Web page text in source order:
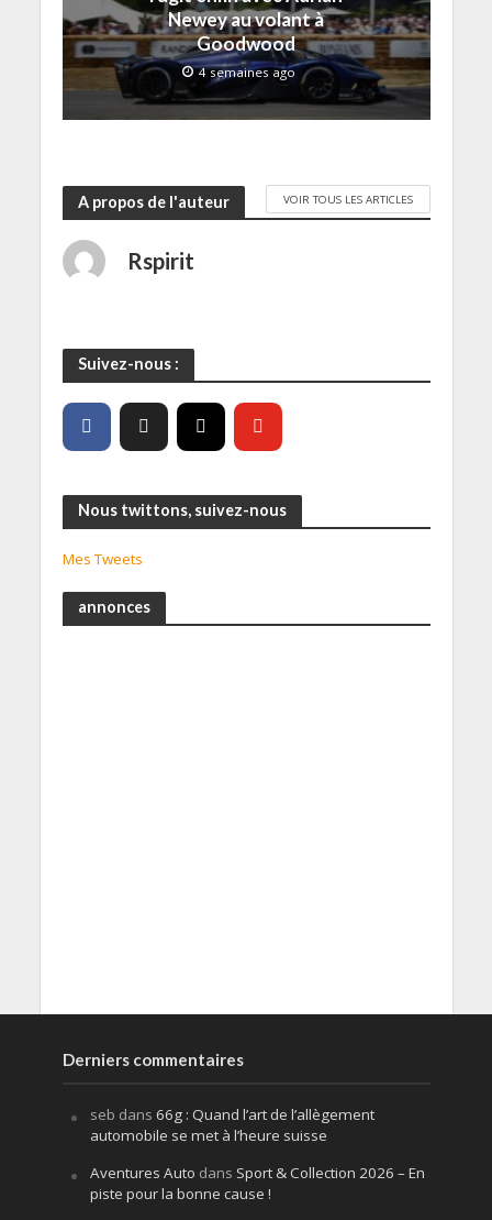
e
n
ê
t
r
e
Newey au volant à
Goodwood
4 semaines ago
A propos de l'auteur VOIR TOUS LES ARTICLES
Rspirit
Suivez-nous :
Nous twittons, suivez-nous
Mes Tweets
annonces
Derniers commentaires
seb dans 66g : Quand l’art de l’allègement
automobile se met à l’heure suisse
Aventures Auto dans Sport & Collection 2026 – En
piste pour la bonne cause !